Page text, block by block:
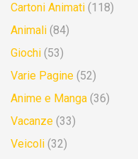
Cartoni Animati (118)
Animali (84)
Giochi (53)
Varie Pagine (52)
Anime e Manga (36)
Vacanze (33)
Veicoli (32)